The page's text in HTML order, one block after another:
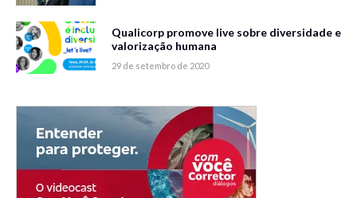
Qualicorp promove live sobre diversidade e
valorização humana
29 de setembro de 2020